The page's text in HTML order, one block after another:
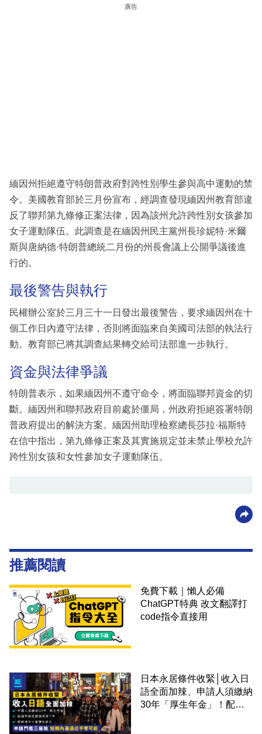
區
廣告
緬因州拒絕遵守特朗普政府對跨性別學生參與高中運動的禁
令。美國教育部於三月份宣布，經調查發現緬因州教育部違
反了聯邦第九條修正案法律，因為該州允許跨性別女孩參加
女子運動隊伍。此調查是在緬因州民主黨州長珍妮特·米爾
斯與唐納德·特朗普總統二月份的州長會議上公開爭議後進
行的。
最後警告與執行
民權辦公室於三月三十一日發出最後警告，要求緬因州在十
個工作日內遵守法律，否則將面臨來自美國司法部的執法行
動。教育部已將其調查結果轉交給司法部進一步執行。
資金與法律爭議
特朗普表示，如果緬因州不遵守命令，將面臨聯邦資金的切
斷。緬因州和聯邦政府目前處於僵局，州政府拒絕簽署特朗
普政府提出的解決方案。緬因州助理檢察總長莎拉·福斯特
在信中指出，第九條修正案及其實施規定並未禁止學校允許
跨性別女孩和女性參加女子運動隊伍。
推薦閱讀
免費下載｜懶人必備
ChatGPT特典 改文翻譯打
code指令直接用
日本永居條件收緊│收入日
語全面加辣、申請人須繳納
30年「厚生年金」！配偶